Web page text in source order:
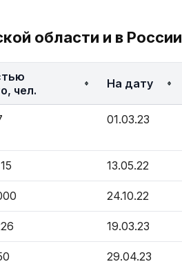
области и в России
чел.
На дату
01.03.23
13.05.22
24.10.22
19.03.23
29.04.23